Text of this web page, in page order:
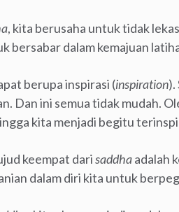
, kita berusaha untuk tidak
bersabar dalam kemajuan
berupa inspirasi (inspiration
Dan ini semua tidak mudah.
kita menjadi begitu
keempat darisaddhaadalah
dalam diri kita untuk